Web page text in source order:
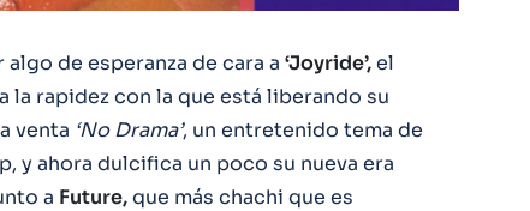
de esperanza de cara a ‘Joyride’,el
la rapidez con la que está liberando su
venta ‘No Drama’, un entretenido tema de
y ahora dulcifica un poco su nueva era
a Future,que más chachi que es